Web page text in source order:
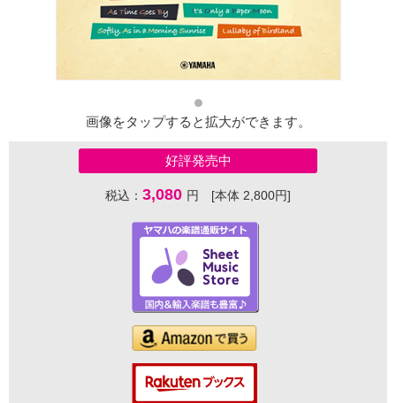
画像をタップすると拡大ができます。
好評発売中
税込： 3,080 円 [本体 2,800円]